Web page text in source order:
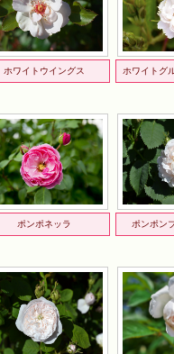
ホワイトウイングス ホワイトグ
ポンポネッラ ポンポン